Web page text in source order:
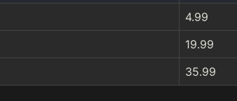
4.99
19.99
35.99